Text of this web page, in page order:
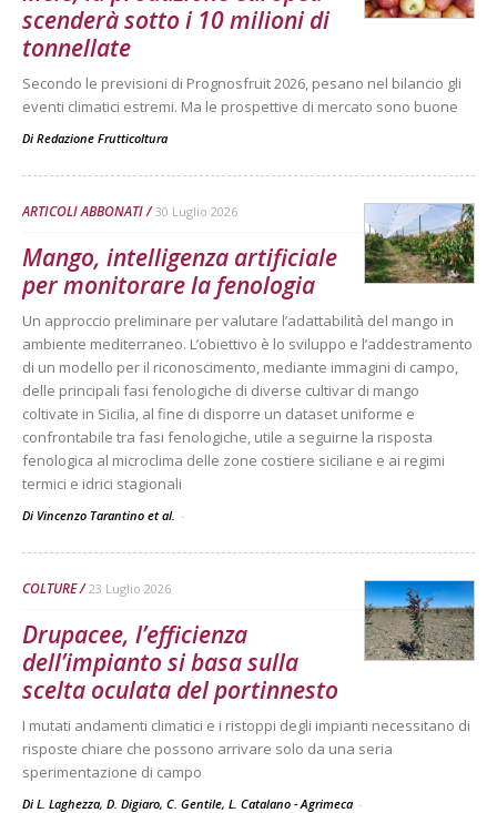
scenderà sotto i 10 milioni di
tonnellate
Secondo le previsioni di Prognosfruit 2026, pesano nel bilancio gli
eventi climatici estremi. Ma le prospettive di mercato sono buone
Di Redazione Frutticoltura
ARTICOLI ABBONATI 30 Luglio 2026
Mango, intelligenza artificiale
per monitorare la fenologia
Un approccio preliminare per valutare l’adattabilità del mango in
ambiente mediterraneo. L’obiettivo è lo sviluppo e l’addestramento
di un modello per il riconoscimento, mediante immagini di campo,
delle principali fasi fenologiche di diverse cultivar di mango
coltivate in Sicilia, al fine di disporre un dataset uniforme e
confrontabile tra fasi fenologiche, utile a seguirne la risposta
fenologica al microclima delle zone costiere siciliane e ai regimi
termici e idrici stagionali
Di Vincenzo Tarantino et al. -
COLTURE 23 Luglio 2026
Drupacee, l’efficienza
dell’impianto si basa sulla
scelta oculata del portinnesto
I mutati andamenti climatici e i ristoppi degli impianti necessitano di
risposte chiare che possono arrivare solo da una seria
sperimentazione di campo
Di L. Laghezza, D. Digiaro, C. Gentile, L. Catalano - Agrimeca -